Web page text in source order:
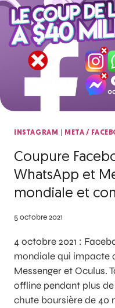
INSTAGRAM | META /
Coupure
WhatsApp et
mondiale et
5 octobre 2021
4 octobre 2021 :
mondiale qui impacte
Messenger et Oculus.
offline pendant plus
chute boursière de 40